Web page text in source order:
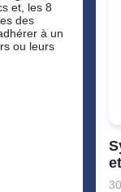
et, les 8
des
à un
ou leurs